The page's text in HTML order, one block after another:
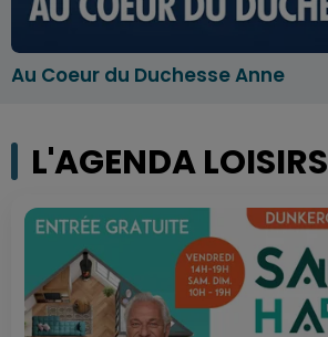
Au Coeur du Duchesse Anne
L'AGENDA LOISIRS